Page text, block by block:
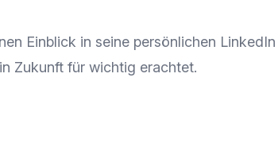
Einblick in seine persönlichen LinkedIn
Zukunft für wichtig erachtet.